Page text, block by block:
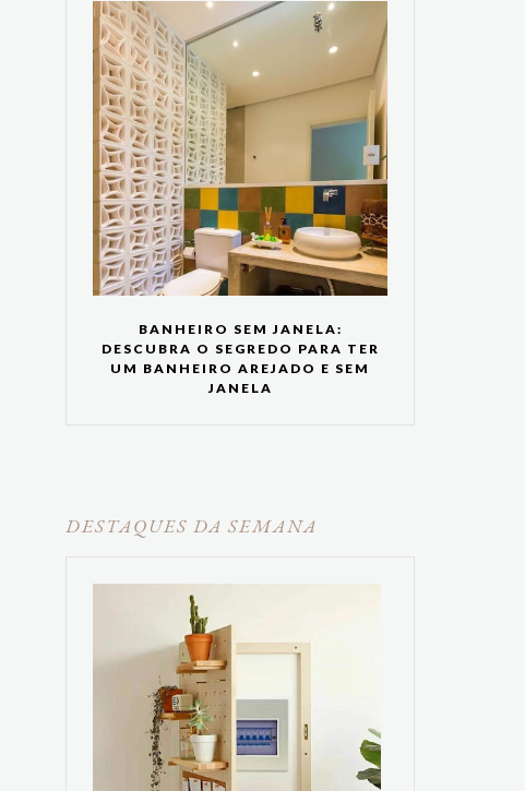
BANHEIRO SEM JANELA:
DESCUBRA O SEGREDO PARA TER
UM BANHEIRO AREJADO E SEM
JANELA
DESTAQUES DA SEMANA